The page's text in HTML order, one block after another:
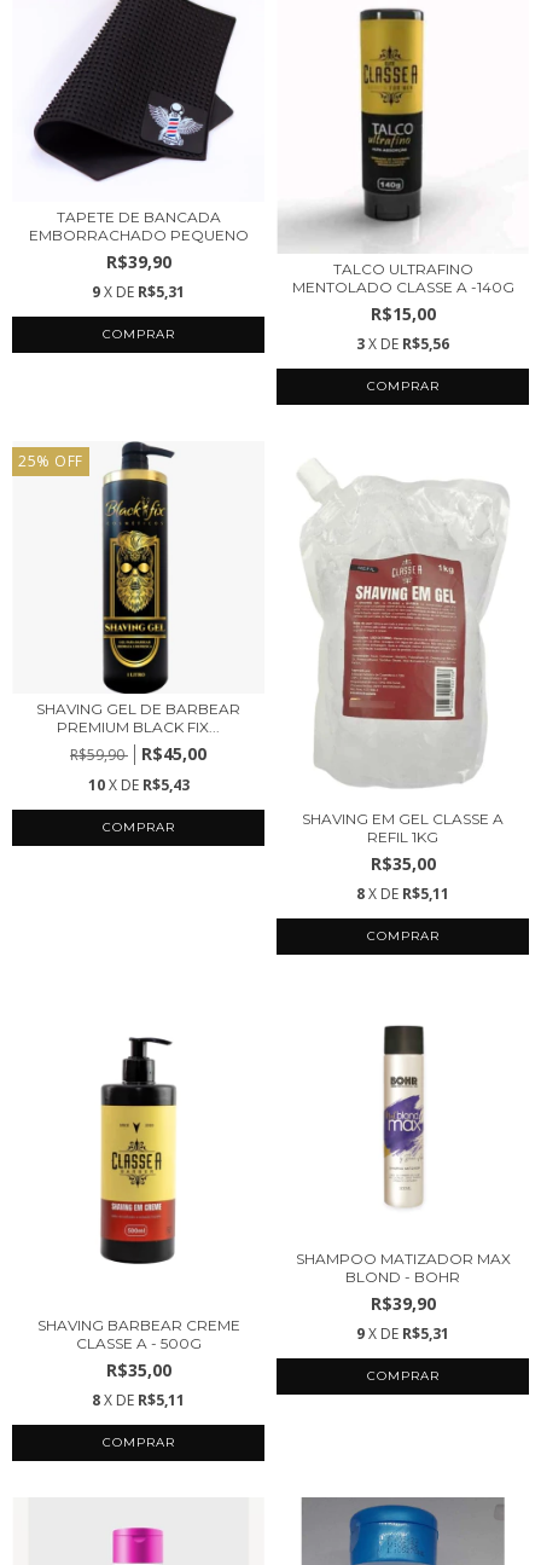
TAPETE DE BANCADA
EMBORRACHADO PEQUENO
R$39,90
9X DE R$5,31
TALCO ULTRAFINO
MENTOLADO CLASSE A -140G
R$15,00
3X DE R$5,56
25% OFF
SHAVING GEL DE BARBEAR
PREMIUM BLACK FIX...
R$59,90 R$45,00
10 X DE R$5,43
SHAVING EM GEL CLASSE A
REFIL 1KG
R$35,00
8X DE R$5,11
SHAVING BARBEAR CREME
CLASSE A - 500G
R$35,00
8X DE R$5,11
SHAMPOO MATIZADOR MAX
BLOND - BOHR
R$39,90
9X DE R$5,31